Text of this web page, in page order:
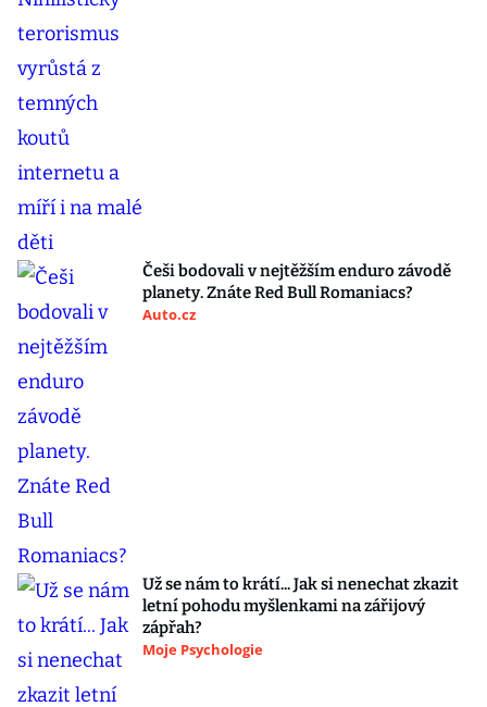
Češi bodovali v nejtěžším enduro závodě
planety. Znáte Red Bull Romaniacs?
Auto.cz
Už se nám to krátí... Jak si nenechat zkazit
letní pohodu myšlenkami na zářijový
zápřah?
Moje Psychologie